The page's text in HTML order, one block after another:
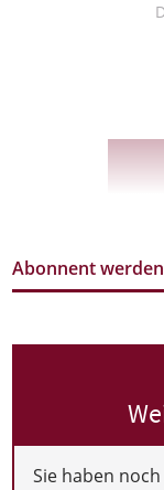
Abonnent werden
Sie haben